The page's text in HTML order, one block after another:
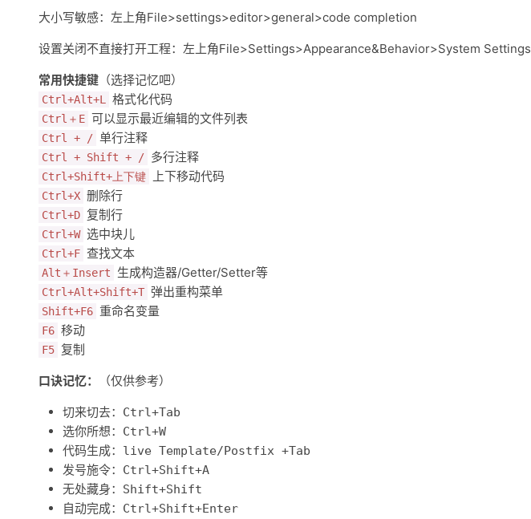
大小写敏感：左上角File>settings>editor>general>code completion
设置关闭不直接打开工程：左上角File>Settings>Appearance&Behavior>System Settings
常用快捷键 （选择记忆吧）
Ctrl+Alt+L 格式化代码
Ctrl＋E 可以显示最近编辑的文件列表
Ctrl + / 单行注释
Ctrl + Shift + / 多行注释
Ctrl+Shift+上下键 上下移动代码
Ctrl+X 删除行
Ctrl+D 复制行
Ctrl+W 选中块儿
Ctrl+F 查找文本
Alt＋Insert 生成构造器/Getter/Setter等
Ctrl+Alt+Shift+T 弹出重构菜单
Shift+F6 重命名变量
F6 移动
F5 复制
口诀记忆： （仅供参考）
切来切去： Ctrl+Tab
选你所想： Ctrl+W
代码生成： live Template/Postfix +Tab
发号施令： Ctrl+Shift+A
无处藏身： Shift+Shift
自动完成： Ctrl+Shift+Enter